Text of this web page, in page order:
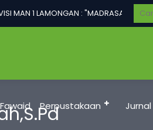
MAN 1 LAMONGAN : "MADRASAH
Perpustakaan Jurnal